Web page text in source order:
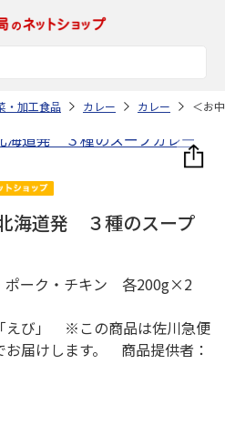
・加工食品 カレー カレー ＜お
海道発 ３種のスープ
ポーク・チキン 各200g×2
えび」 ※この商品は佐川急便
お届けします。 商品提供者：